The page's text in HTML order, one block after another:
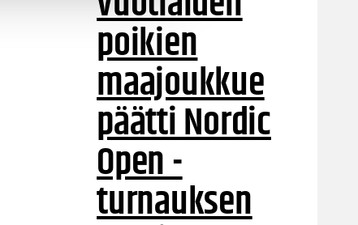
poikien
maajoukkue
päätti Nordic
Open -
turnauksen